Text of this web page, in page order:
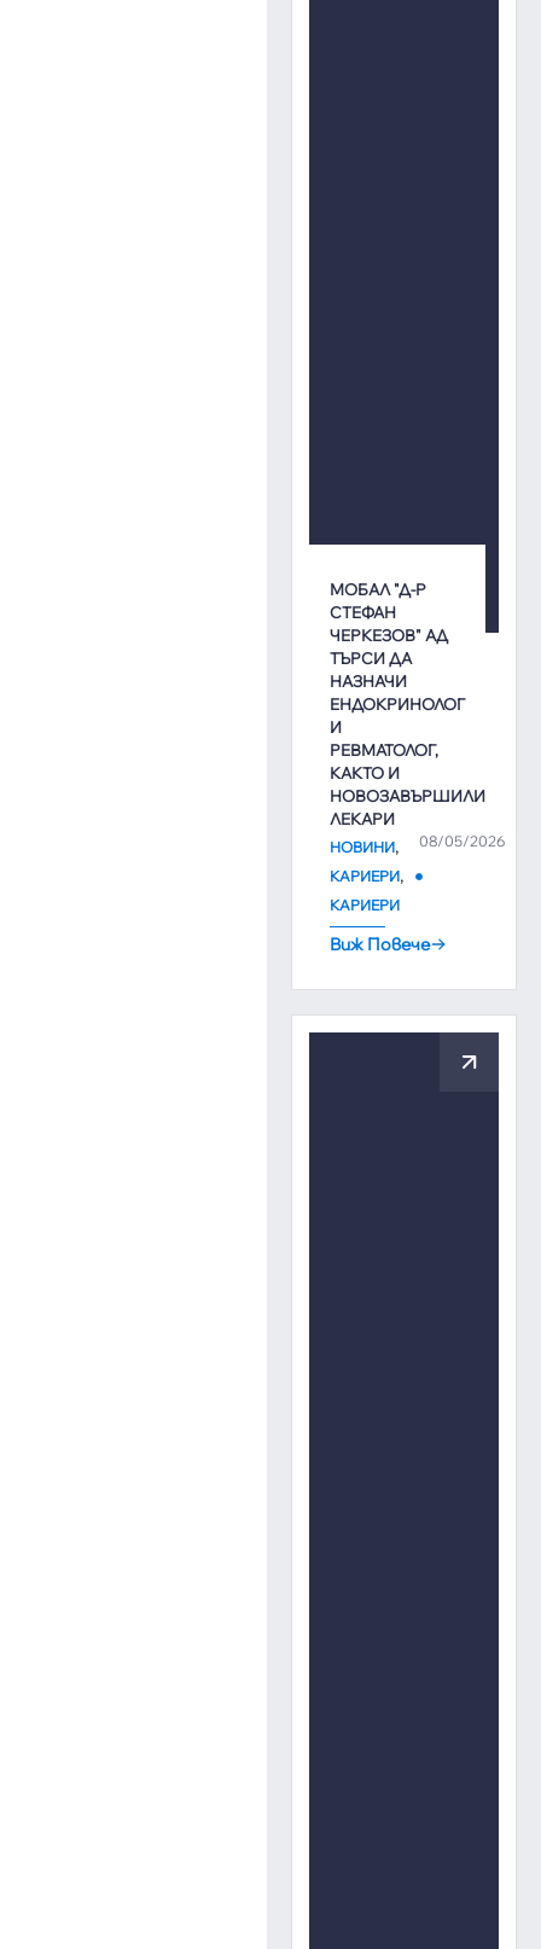
МОБАЛ "Д-Р
СТЕФАН
ЧЕРКЕЗОВ" АД
ТЪРСИ ДА
НАЗНАЧИ
ЕНДОКРИНОЛОГ
И
РЕВМАТОЛОГ,
КАКТО И
НОВОЗАВЪРШИЛИ
ЛЕКАРИ
08/05/2026
НОВИНИ,
КАРИЕРИ,
КАРИЕРИ
Виж Повече